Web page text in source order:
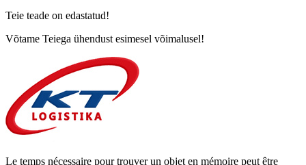
Teie teade on edastatud!
Võtame Teiega ühendust esimesel võimalusel!
Le temps nécessaire pour trouver un objet en mémoire peut être